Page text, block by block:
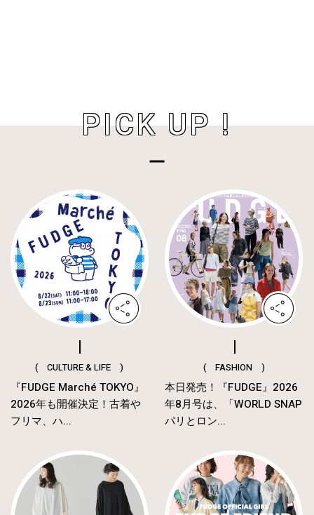
PICK UP !
( CULTURE & LIFE )
『FUDGE Marché TOKYO』
2026年も開催決定！古着や
フリマ、ハ...
( FASHION )
本日発売！『FUDGE』2026
年8月号は、「WORLD SNAP
パリとロン...